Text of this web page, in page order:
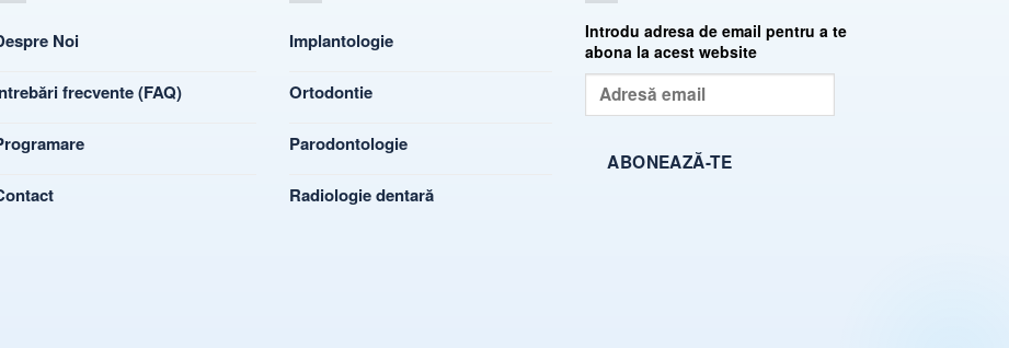
Noi
frecvente (FAQ)
Implantologie
Ortodontie
Parodontologie
Radiologie dentară
Introdu adresa de email pentru a te
abona la acest website
Adresă
ABONEAZĂ-TE